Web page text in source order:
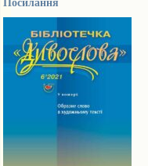
Посилання